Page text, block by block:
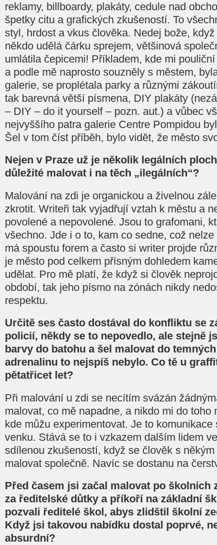
reklamy, billboardy, plakáty, cedule nad
špetky citu a grafických zkušeností. To
styl, hrdost a vkus člověka. Nedej bože,
někdo udělá čárku sprejem, většinová
umlátila čepicemi! Příkladem, kde mi
a podle mě naprosto souzněly s městem,
galerie, se proplétala parky a různými
tak barevná větší písmena, DIY plakáty
– DIY – do it yourself – pozn. aut.) a vůbec
nejvyššího patra galerie Centre Pompidou
Šel v tom číst příběh, bylo vidět, že město
Nejen v Praze už je několik legálních
důležité malovat i na těch „ilegálních“?
Malování na zdi je organickou a živelnou
zkrotit. Writeři tak vyjadřují vztah k městu a
povolené a nepovolené. Jsou to grafomani,
všechno. Jde i o to, kam co sedne, což
má spoustu forem a často si writer projde
je město pod celkem přísným dohledem
udělat. Pro mě platí, že když si člověk
období, tak jeho písmo na zónách nikdy
respektu.
Určitě ses často dostával do konfliktu se
policií, někdy se to nepovedlo, ale stejně
barvy do batohu a šel malovat do
adrenalinu to nejspíš nebylo. Co tě u
pětatřicet let?
Při malování u zdi se necítím svázán
malovat, co mě napadne, a nikdo mi do toho
kde můžu experimentovat. Je to
venku. Stává se to i vzkazem dalším lidem
sdílenou zkušeností, když se člověk s
malovat společně. Navíc se dostanu na
Před časem jsi začal malovat po školních
za ředitelské důtky a příkoří na základní
pozvali ředitelé škol, abys zlidštil školní
Když jsi takovou nabídku dostal poprvé,
absurdní?